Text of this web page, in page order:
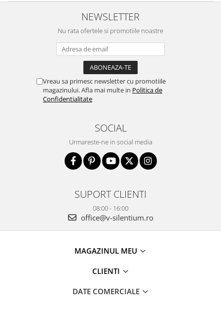
NEWSLETTER
Nu rata ofertele si promotiile noastre
Vreau sa primesc newsletter cu promotiile
magazinului. Afla mai multe in Politica de
Confidentialitate
SOCIAL
Urmareste-ne in social media
SUPORT CLIENTI
08:00 - 16:00
office@v-silentium.ro
MAGAZINUL MEU
CLIENTI
DATE COMERCIALE